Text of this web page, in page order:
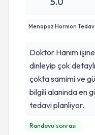
Menopoz Hormon
Doktor Hanım
dinleyip çok
çokta samimi ve
bilgili alaninda en güncel yaklasimlarla kişiye özel
tedavi planliyor.
Randevu sonrası